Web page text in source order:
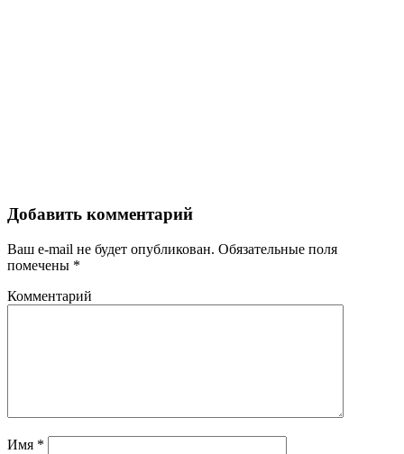
Добавить комментарий
Ваш e-mail не будет опубликован. Обязательные поля
помечены *
Комментарий
Имя *